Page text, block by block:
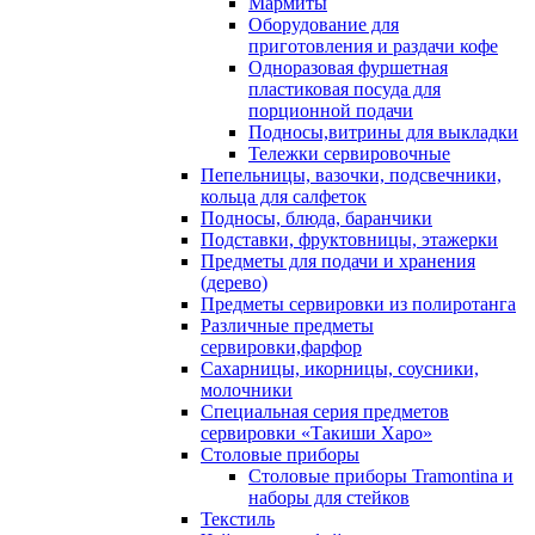
Оборудование для
приготовления и раздачи кофе
Одноразовая фуршетная
пластиковая посуда для
порционной подачи
Подносы,витрины для выкладки
Тележки сервировочные
Пепельницы, вазочки, подсвечники,
кольца для салфеток
Подносы, блюда, баранчики
Подставки, фруктовницы, этажерки
Предметы для подачи и хранения
(дерево)
Предметы сервировки из полиротанга
Различные предметы
сервировки,фарфор
Сахарницы, икорницы, соусники,
молочники
Специальная серия предметов
сервировки «Такиши Харо»
Столовые приборы
Столовые приборы Trаmоntina и
наборы для стейков
Текстиль